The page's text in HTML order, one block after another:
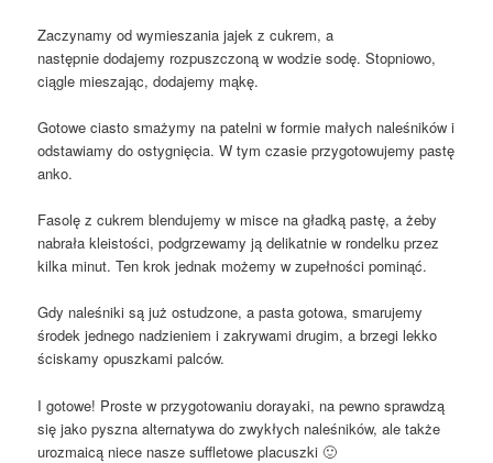
Zaczynamy od wymieszania jajek z cukrem, a
następnie dodajemy rozpuszczoną w wodzie sodę. Stopniowo,
ciągle mieszając, dodajemy mąkę.
Gotowe ciasto smażymy na patelni w formie małych naleśników i
odstawiamy do ostygnięcia. W tym czasie przygotowujemy pastę
anko.
Fasolę z cukrem blendujemy w misce na gładką pastę, a żeby
nabrała kleistości, podgrzewamy ją delikatnie w rondelku przez
kilka minut. Ten krok jednak możemy w zupełności pominąć.
Gdy naleśniki są już ostudzone, a pasta gotowa, smarujemy
środek jednego nadzieniem i zakrywami drugim, a brzegi lekko
ściskamy opuszkami palców.
I gotowe! Proste w przygotowaniu dorayaki, na pewno sprawdzą
się jako pyszna alternatywa do zwykłych naleśników, ale także
urozmaicą niece nasze suffletowe placuszki 🙂